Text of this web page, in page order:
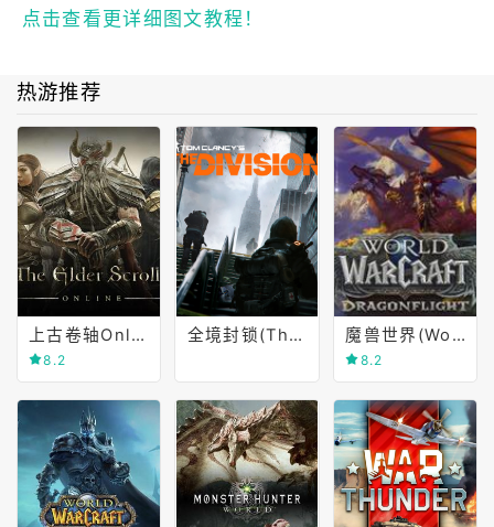
点击查看更详细图文教程！
热游推荐
上古卷轴Online(The Elder Scrolls Online)
8.2
全境封锁(The Division) 魔兽世界(World of Warcraft)
8.2